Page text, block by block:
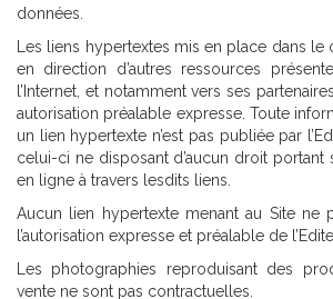
données.
Les liens hypertextes mis en place dans le
en direction d’autres ressources
l’Internet, et notamment vers ses
autorisation préalable expresse. Toute
un lien hypertexte n’est pas publiée par
celui-ci ne disposant d’aucun droit portant
en ligne à travers lesdits liens.
Aucun lien hypertexte menant au Site ne
l’autorisation expresse et préalable de
Les photographies reproduisant des
vente ne sont pas contractuelles.